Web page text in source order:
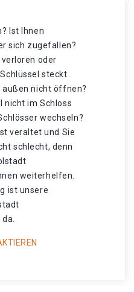
Ist Ihnen
sich zugefallen?
oder
steckt
außen nicht öffnen?
nicht im Schloss
wechseln?
veraltet und Sie
schlecht, denn
weiterhelfen.
ist unsere